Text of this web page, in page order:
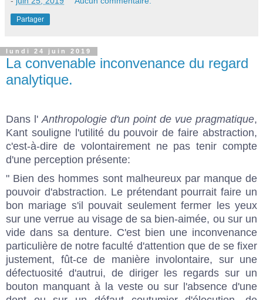
Partager
lundi 24 juin 2019
La convenable inconvenance du regard
analytique.
Dans l'Anthropologie d'un point de vue pragmatique,
Kant souligne l'utilité du pouvoir de faire abstraction,
c'est-à-dire de volontairement ne pas tenir compte
d'une perception présente:
" Bien des hommes sont malheureux par manque de
pouvoir d'abstraction. Le prétendant pourrait faire un
bon mariage s'il pouvait seulement fermer les yeux
sur une verrue au visage de sa bien-aimée, ou sur un
vide dans sa denture. C'est bien une inconvenance
particulière de notre faculté d'attention que de se fixer
justement, fût-ce de manière involontaire, sur une
défectuosité d'autrui, de diriger les regards sur un
bouton manquant à la veste ou sur l'absence d'une